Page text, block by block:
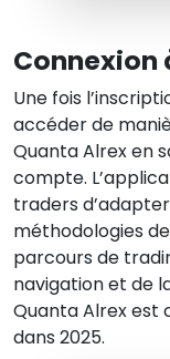
Connexion
Une fois
accéder de
Quanta Alrex en
compte.
traders
méthodologies
parcours de
navigation et de
Quanta Alrex est
dans 2025.